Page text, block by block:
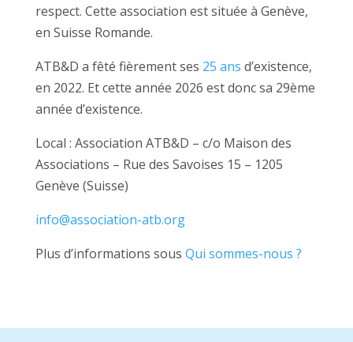
respect. Cette association est située à Genève,
en Suisse Romande.
ATB&D a fêté fièrement ses 25 ans d’existence,
en 2022. Et cette année 2026 est donc sa 29ème
année d’existence.
Local : Association ATB&D – c/o Maison des
Associations – Rue des Savoises 15 – 1205
Genève (Suisse)
info@association-atb.org
Plus d’informations sous Qui sommes-nous ?